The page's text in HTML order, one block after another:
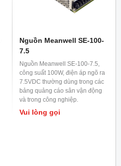
Nguồn Meanwell SE-100-
7.5
Nguồn Meanwell SE-100-7.5,
công suất 100W, điện áp ngõ ra
7.5VDC thường dùng trong các
bảng quảng cáo sân vận động
và trong công nghiệp.
Vui lòng gọi